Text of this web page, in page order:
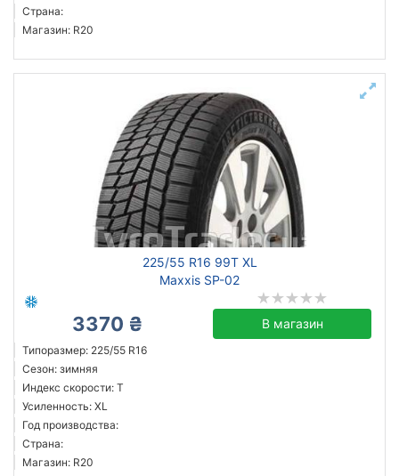
Страна:
Магазин: R20
225/55 R16 99T XL
Maxxis SP-02
3370 ₴ В магазин
Типоразмер: 225/55 R16
Сезон: зимняя
Индекс скорости: T
Усиленность: XL
Год производства:
Страна:
Магазин: R20